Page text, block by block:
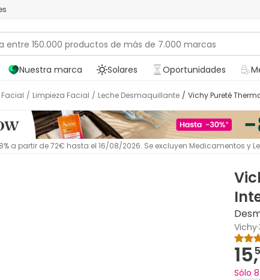
Nuestra marca Solares Oportunidades
Facial / Limpieza Facial / Leche Desmaquillante / Vichy Pureté
a partir de 72€ hasta el 16/08/2026. Se excluyen Medicamentos y
Vichy·
15,
Sólo